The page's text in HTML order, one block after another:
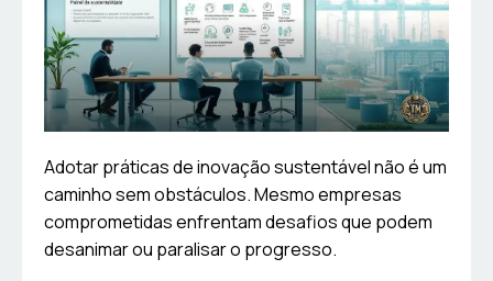
Adotar práticas de inovação sustentável não é um
caminho sem obstáculos. Mesmo empresas
comprometidas enfrentam desafios que podem
desanimar ou paralisar o progresso.